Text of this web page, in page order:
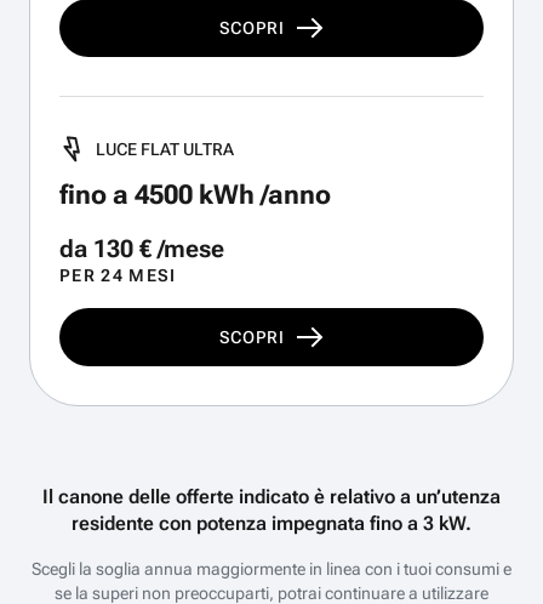
SCOPRI
LUCE FLAT ULTRA
fino a 4500 kWh /anno
da 130 € /mese
PER 24 MESI
SCOPRI
Il canone delle offerte indicato è relativo a un’utenza
residente con potenza impegnata fino a 3 kW.
Scegli la soglia annua maggiormente in linea con i tuoi consumi e
se la superi non preoccuparti, potrai continuare a utilizzare